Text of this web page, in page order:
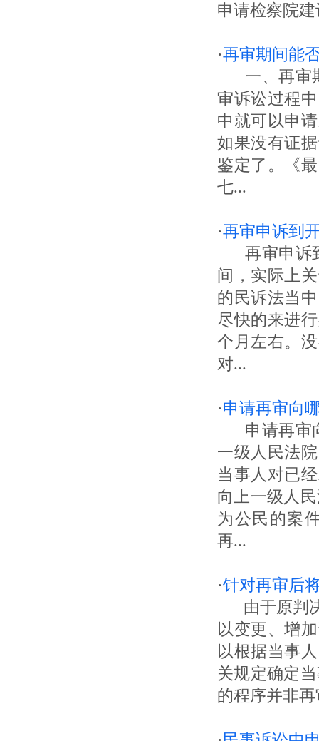
申请检察院
·再审期间能
一、再审期
审诉讼过程
中就可以申
如果没有证
鉴定了。《
七...
·再审申诉到
再审申诉到
间，实际上
的民诉法当
尽快的来进
个月左右。
对...
·申请再审向
申请再审向
一级人民法
当事人对已
向上一级人
为公民的案
再...
·针对再审后
由于原判决
以变更、增
以根据当事
关规定确定
的程序并非